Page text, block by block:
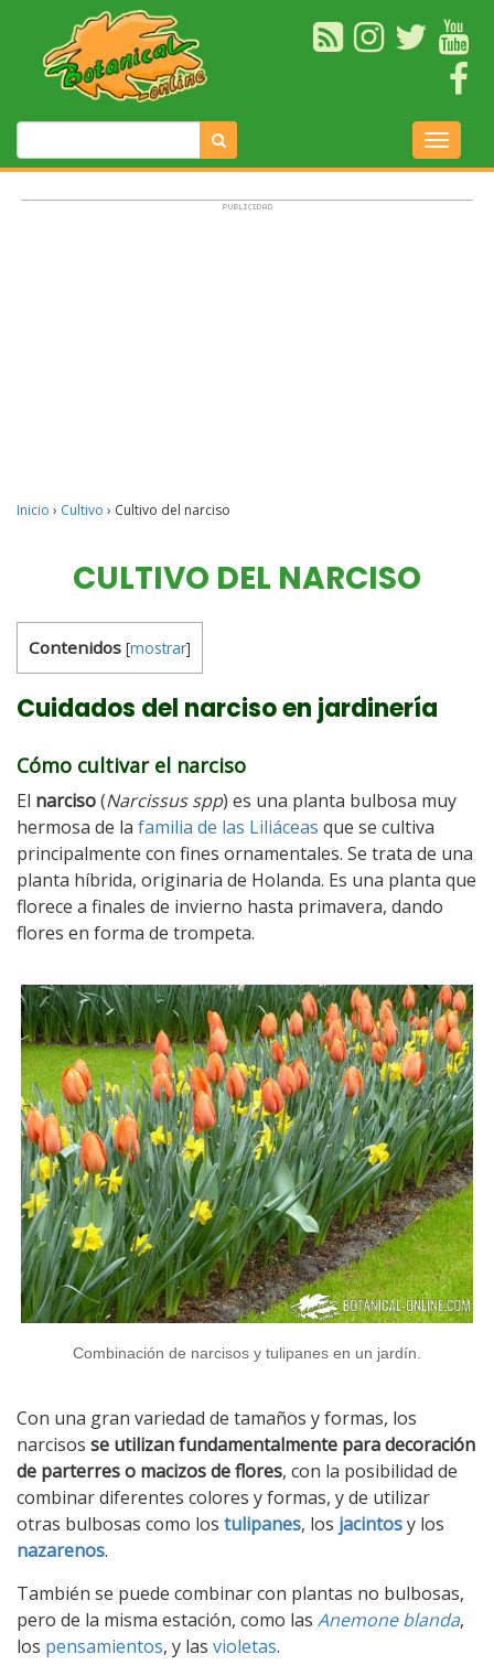
Inicio › Cultivo › Cultivo del narciso
CULTIVO DEL NARCISO
Contenidos [mostrar]
Cuidados del narciso en jardinería
Cómo cultivar el narciso
El narciso(Narcissus spp) es una planta bulbosa muy
hermosa de la familia de las Liliáceas que se cultiva
principalmente con fines ornamentales. Se trata de una
planta híbrida, originaria de Holanda. Es una planta que
florece a finales de invierno hasta primavera, dando
flores en forma de trompeta.
Combinación de narcisos y tulipanes en un jardín.
Con una gran variedad de tamaños y formas, los
narcisos se utilizan fundamentalmente para decoración
de parterres o macizos de flores, con la posibilidad de
combinar diferentes colores y formas, y de utilizar
otras bulbosas como los tulipanes, los jacintosy los
nazarenos.
También se puede combinar con plantas no bulbosas,
pero de la misma estación, como las Anemone blanda,
los pensamientos, y las violetas.